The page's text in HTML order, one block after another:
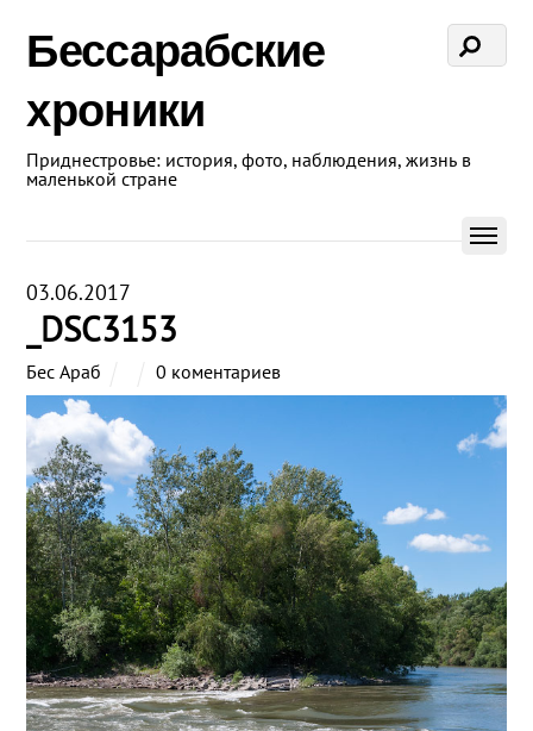
Бессарабские
хроники
Приднестровье: история, фото, наблюдения, жизнь в
маленькой стране
03.06.2017
_DSC3153
Бес Араб 0 коментариев